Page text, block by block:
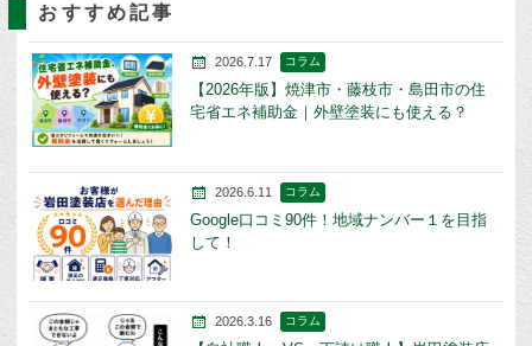
おすすめ記事
2026.7.17 コラム
【2026年版】焼津市・藤枝市・島田市の住
宅省エネ補助金｜外壁塗装にも使える？
2026.6.11 コラム
Google口コミ90件！地域ナンバー１を目指
して！
2026.3.16 コラム